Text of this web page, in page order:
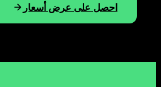
احصل على عرض أسعار